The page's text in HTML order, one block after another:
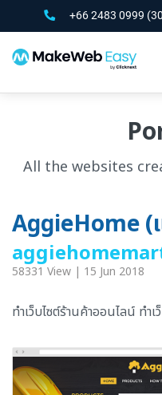
+66 2483 0999
All the websites
AggieHome (
58331 View | 15 Jun 2018
ทำเว็บไซต์ร้านค้าออนไลน์ ทำเ